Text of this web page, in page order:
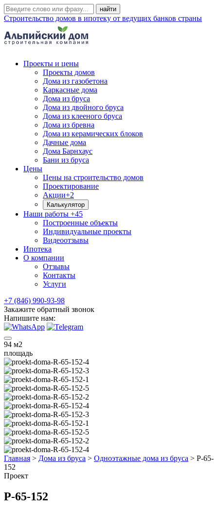
Строительство домов в ипотеку от ведущих банков страны
Проекты и цены
Проекты домов
Дома из газобетона
Каркасные дома
Дома из бруса
Дома из двойного бруса
Дома из клееного бруса
Дома из бревна
Дома из керамических блоков
Дачные дома
Дома Барнхаус
Бани из бруса
Цены
Цены на строительство домов
Проектирование
Акции+2
Калькулятор
Наши работы +45
Построенные объекты
Индивидуальные проекты
Видеоотзывы
Ипотека
О компании
Отзывы
Контакты
Услуги
+7 (846) 990-93-98
Закажите обратный звонок
Напишите нам:
94 м2
площадь
Главная > Дома из бруса > Одноэтажные дома из бруса > Р-65-
152
Проект
Р-65-152